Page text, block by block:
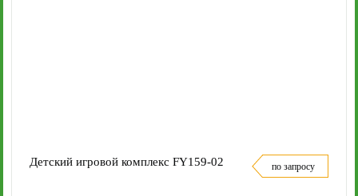
Детский игровой комплекс FY159-02 по запросу